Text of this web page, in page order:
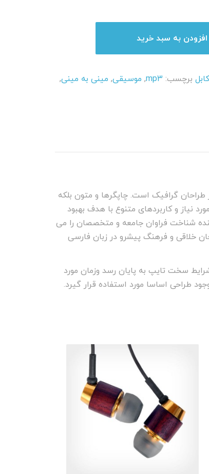
افزودن به سبد خرید
کابل برچسب: mp3
, موسیقی, مینی به مینی,
گرافیک است. چاپگرها و متون بلکه
نیاز و کاربردهای متنوع با هدف بهبود
شناخت فراوان جامعه و متخصصان را می
خلاقی و فرهنگ پیشرو در زبان فارسی
سخت تایپ به پایان رسد وزمان مورد
طراحی اساسا مورد استفاده قرار گیرد.